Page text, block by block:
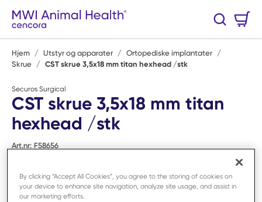
Hopp til hovedinnhold
Søk
Hjem / Utstyr og apparater / Ortopediske implantater /
Skrue
/ CST skrue 3,5x18 mm titan hexhead /stk
Securos Surgical
CST skrue 3,5x18 mm titan
hexhead /stk
Art.nr: F58656
By clicking “Accept All Cookies”, you agree to the storing of cookies on
your device to enhance site navigation, analyze site usage, and assist in
our marketing efforts.